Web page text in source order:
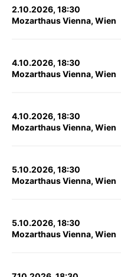
2.10.2026, 18:30
Mozarthaus Vienna, Wien
4.10.2026, 18:30
Mozarthaus Vienna, Wien
4.10.2026, 18:30
Mozarthaus Vienna, Wien
5.10.2026, 18:30
Mozarthaus Vienna, Wien
5.10.2026, 18:30
Mozarthaus Vienna, Wien